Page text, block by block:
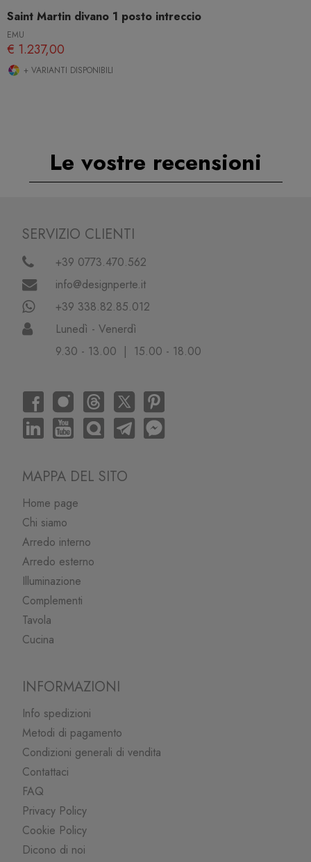
Saint Martin divano 1 posto intreccio
EMU
€ 1.237,00
+ VARIANTI DISPONIBILI
Le vostre recensioni
SERVIZIO CLIENTI
+39 0773.470.562
info@designperte.it
+39 338.82.85.012
Lunedì - Venerdì
9.30 - 13.00 | 15.00 - 18.00
MAPPA DEL SITO
Home page
Chi siamo
Arredo interno
Arredo esterno
Illuminazione
Complementi
Tavola
Cucina
INFORMAZIONI
Info spedizioni
Metodi di pagamento
Condizioni generali di vendita
Contattaci
FAQ
Privacy Policy
Cookie Policy
Dicono di noi